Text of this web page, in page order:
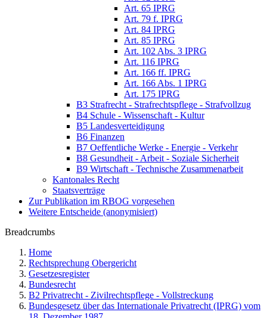
Art. 65 IPRG
Art. 79 f. IPRG
Art. 84 IPRG
Art. 85 IPRG
Art. 102 Abs. 3 IPRG
Art. 116 IPRG
Art. 166 ff. IPRG
Art. 166 Abs. 1 IPRG
Art. 175 IPRG
B3 Strafrecht - Strafrechtspflege - Strafvollzug
B4 Schule - Wissenschaft - Kultur
B5 Landesverteidigung
B6 Finanzen
B7 Oeffentliche Werke - Energie - Verkehr
B8 Gesundheit - Arbeit - Soziale Sicherheit
B9 Wirtschaft - Technische Zusammenarbeit
Kantonales Recht
Staatsverträge
Zur Publikation im RBOG vorgesehen
Weitere Entscheide (anonymisiert)
Breadcrumbs
Home
Rechtsprechung Obergericht
Gesetzesregister
Bundesrecht
B2 Privatrecht - Zivilrechtspflege - Vollstreckung
Bundesgesetz über das Internationale Privatrecht (IPRG) vom